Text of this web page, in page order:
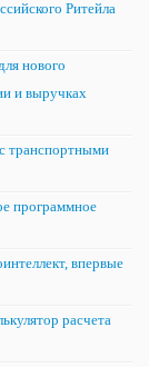
Ритейла
нового
и выручках
транспортными
программное
впервые
расчета